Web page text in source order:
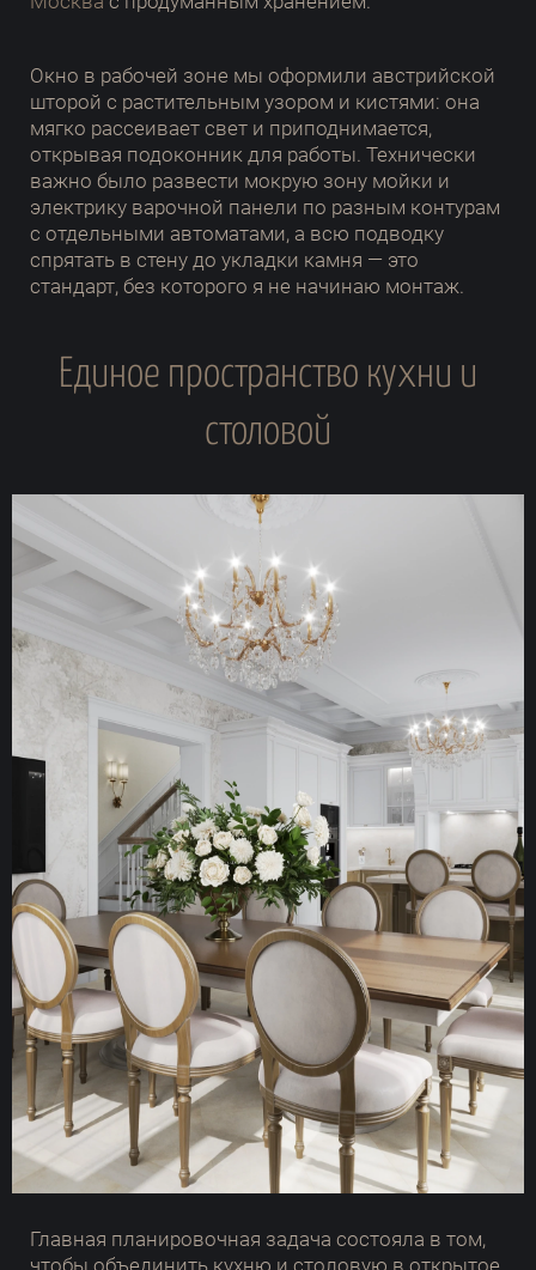
Окно в рабочей зоне мы оформили австрийской
шторой с растительным узором и кистями: она
мягко рассеивает свет и приподнимается,
открывая подоконник для работы. Технически
важно было развести мокрую зону мойки и
электрику варочной панели по разным контурам
с отдельными автоматами, а всю подводку
спрятать в стену до укладки камня — это
стандарт, без которого я не начинаю монтаж.
Единое пространство кухни и
столовой
Главная планировочная задача состояла в том,
чтобы объединить кухню и столовую в открытое